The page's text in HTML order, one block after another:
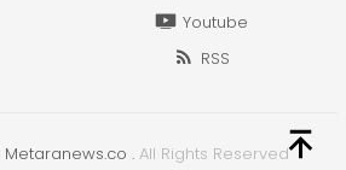
Youtube
RSS
Metaranews.co . All Rights Reserved